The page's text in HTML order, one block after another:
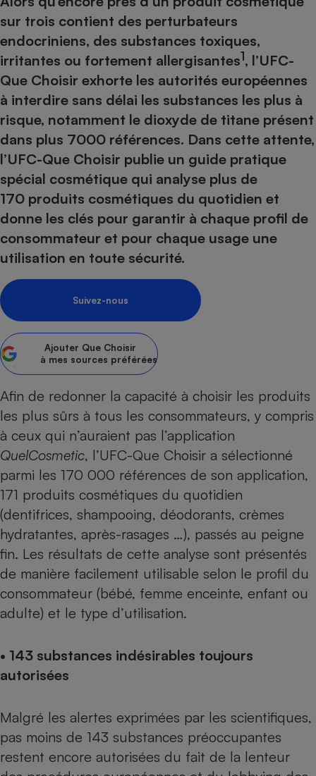
sur trois contient des perturbateurs
endocriniens, des substances toxiques,
irritantes ou fortement allergisantes1, l’UFC-
Que Choisir exhorte les autorités européennes
à interdire sans délai les substances les plus à
risque, notamment le dioxyde de titane présent
dans plus 7000 références. Dans cette attente,
l’UFC-Que Choisir publie un guide pratique
spécial cosmétique qui analyse plus de
170 produits cosmétiques du quotidien et
donne les clés pour garantir à chaque profil de
consommateur et pour chaque usage une
utilisation en toute sécurité.
Suivez-nous
Ajouter Que Choisir
à mes sources préférées
Afin de redonner la capacité à choisir les produits
les plus sûrs à tous les consommateurs, y compris
à ceux qui n’auraient pas l’application
QuelCosmetic, l’UFC-Que Choisir a sélectionné
parmi les 170 000 références de son application,
171 produits cosmétiques du quotidien
(dentifrices, shampooing, déodorants, crèmes
hydratantes, après-rasages …), passés au peigne
fin. Les résultats de cette analyse sont présentés
de manière facilement utilisable selon le profil du
consommateur (bébé, femme enceinte, enfant ou
adulte) et le type d’utilisation.
• 143 substances indésirables toujours
autorisées
Malgré les alertes exprimées par les scientifiques,
pas moins de 143 substances préoccupantes
restent encore autorisées du fait de la lenteur
Sécurité - Hygiène
Supermarché - Drive
bouteille
Assurance
Banque - Crédit
Epargne - Fiscalité
Mutuelle
Banque
Circulation routière
Contrôle technique -
Pièce détachée
Moto
Supermarché - Drive
Comparatif
Comparatif plaque à
Comparatif hotte
Comparatif climatiseur
Comparatif aspirateur
Comparatif aspirateur
Comparatif cafetière
Comparatif robot cuiseur
Comparatif centrale
Gros électroménager
Lave-linge
Plaque de cuisson à
Électricité - Gaz
Comparatif casque audio
Comparatif barre de son
Comparatif imprimante
Comparatif ordinateur
Comparatif ultrabook
Comparatif tablette
Image et son
Internet
Téléphonie
Téléviseur
Smartphone
Comparatif tondeuse
Comparatif poêle à
Comparatif radiateur
Aménagement
Bricolage - Jardinage
Chauffage
Produit d'entretien
Matelas
Radiateur électrique
Climatiseur -
Ventilateur
Hygiène - Beauté
Maladie - Médecine -
Système de santé -
Antimoustique
Maison de retraite
Choisir son fioul
Choisir son pellet
Comparateur assurance emprunteur
Energie Moins Chère Ensemble
Tous les comparateurs
Toutes les cartes interactives
Speedtest - Testez le débit de votre
connexion Internet